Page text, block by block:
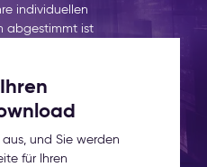
individuellen
abgestimmt ist
und Sie werden
für Ihren